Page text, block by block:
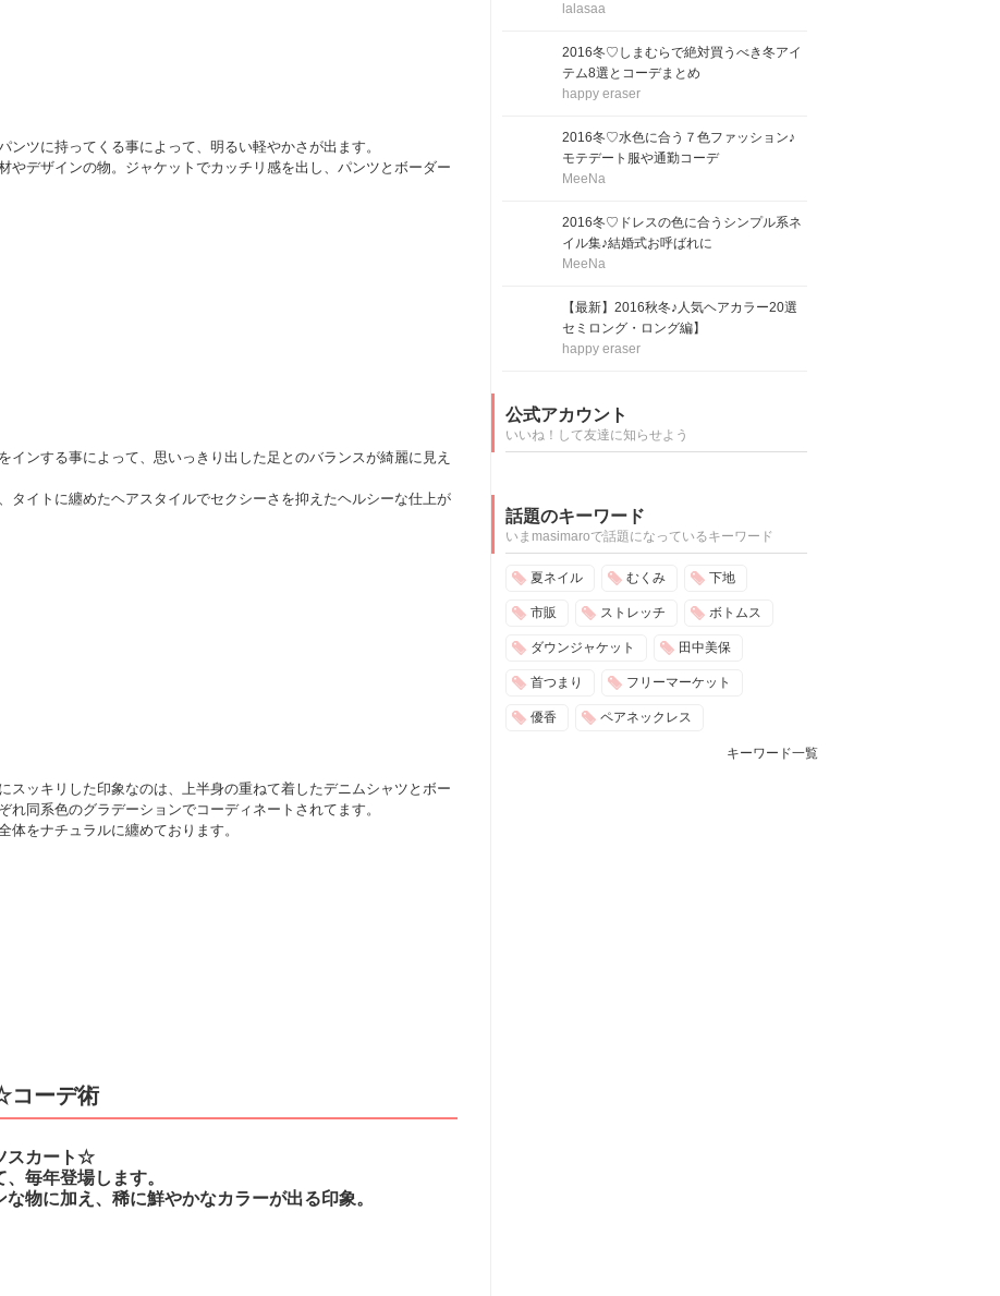
ンツに持ってくる事によって、明るい軽やかさが出ます。
やデザインの物。ジャケットでカッチリ感を出し、パンツとボーダー
インする事によって、思いっきり出した足とのバランスが綺麗に見え
タイトに纏めたヘアスタイルでセクシーさを抑えたヘルシーな仕上が
スッキリした印象なのは、上半身の重ねて着したデニムシャツとボー
同系色のグラデーションでコーディネートされてます。
体をナチュラルに纏めております。
コーデ術
スカート☆
毎年登場します。
物に加え、稀に鮮やかなカラーが出る印象。
lalasaa
2016冬♡しまむらで絶対買うべき冬アイ
テム8選とコーデまとめ
happy eraser
2016冬♡水色に合う７色ファッション♪
モテデート服や通勤コーデ
MeeNa
2016冬♡ドレスの色に合うシンプル系ネ
イル集♪結婚式お呼ばれに
MeeNa
【最新】2016秋冬♪人気ヘアカラー20選
セミロング・ロング編】
happy eraser
公式アカウント
いいね！して友達に知らせよう
話題のキーワード
いまmasimaroで話題になっているキーワード
夏ネイル むくみ 下地
市販 ストレッチ ボトムス
ダウンジャケット 田中美保
首つまり フリーマーケット
優香 ペアネックレス
キーワード一覧